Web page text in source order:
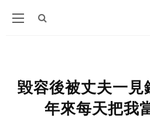
毀容後被丈夫一見
年來每天把我